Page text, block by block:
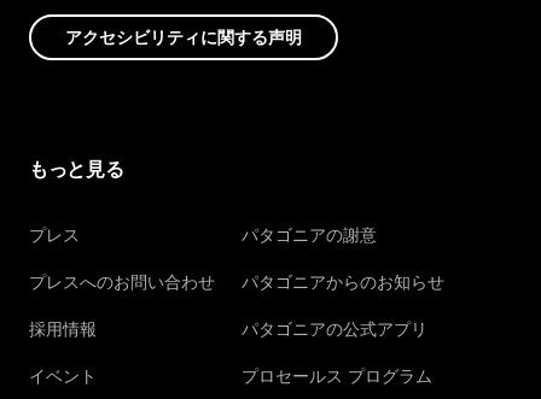
アクセシビリティに関する声明
もっと見る
プレス
プレスへのお問い合わせ
採用情報
イベント
パタゴニアの謝意
パタゴニアからのお知らせ
パタゴニアの公式アプリ
プロセールス プログラム